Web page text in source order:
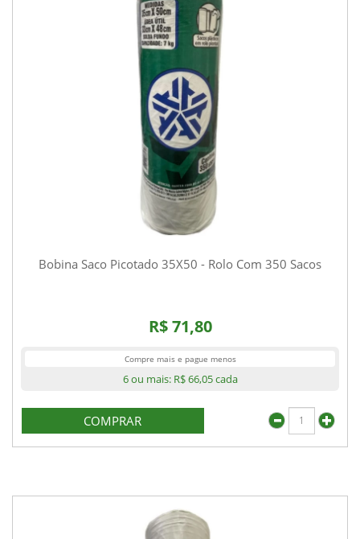
Bobina Saco Picotado 35X50 - Rolo Com 350 Sacos
R$ 71,80
Compre mais e pague menos
6 ou mais: R$ 66,05cada
COMPRAR